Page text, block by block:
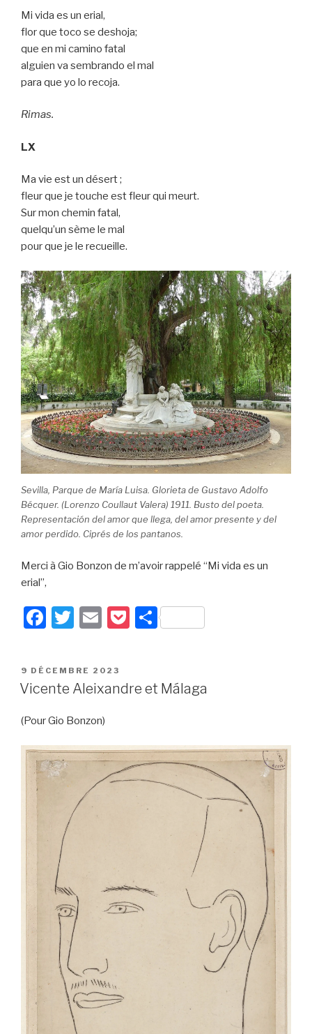
Mi vida es un erial,
flor que toco se deshoja;
que en mi camino fatal
alguien va sembrando el mal
para que yo lo recoja.
Rimas.
LX
Ma vie est un désert ;
fleur que je touche est fleur qui meurt.
Sur mon chemin fatal,
quelqu’un sème le mal
pour que je le recueille.
Sevilla, Parque de María Luisa. Glorieta de Gustavo Adolfo
Bécquer. (Lorenzo Coullaut Valera) 1911. Busto del poeta.
Representación del amor que llega, del amor presente y del
amor perdido. Ciprés de los pantanos.
Merci à Gio Bonzon de m’avoir rappelé “Mi vida es un
erial”,
F
c
e
o
o
k
T
tt
er
E
ail
P
k
P
g
PUBLIÉ
LE
9 DÉCEMBRE 2023
Vicente Aleixandre et Málaga
(Pour Gio Bonzon)